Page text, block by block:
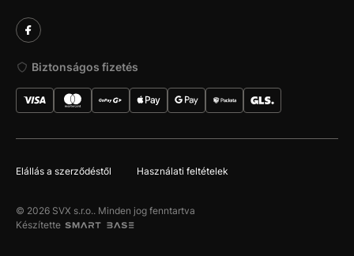
Biztonságos fizetés
© 2026 SVX s.r.o.. Minden jog fenntartva
Készítette
Elállás a szerződéstől Használati feltételek